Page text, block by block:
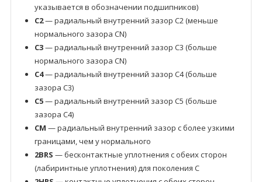
указывается в обозначении подшипников)
C2— радиальный внутренний зазор C2 (меньше
нормального зазора CN)
C3— радиальный внутренний зазор C3 (больше
нормального зазора CN)
C4— радиальный внутренний зазор C4 (больше
зазора C3)
C5— радиальный внутренний зазор C5 (больше
зазора C4)
CM — радиальный внутренний зазор с более узкими
границами, чем у нормального
2BRS — бесконтактные уплотнения с обеих сторон
(лабиринтные уплотнения) для поколения C